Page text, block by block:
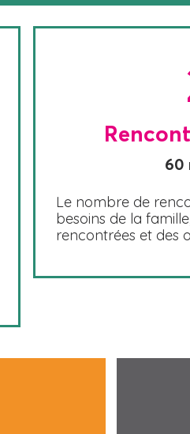
60
Le nombre de
besoins de la
rencontrées et des